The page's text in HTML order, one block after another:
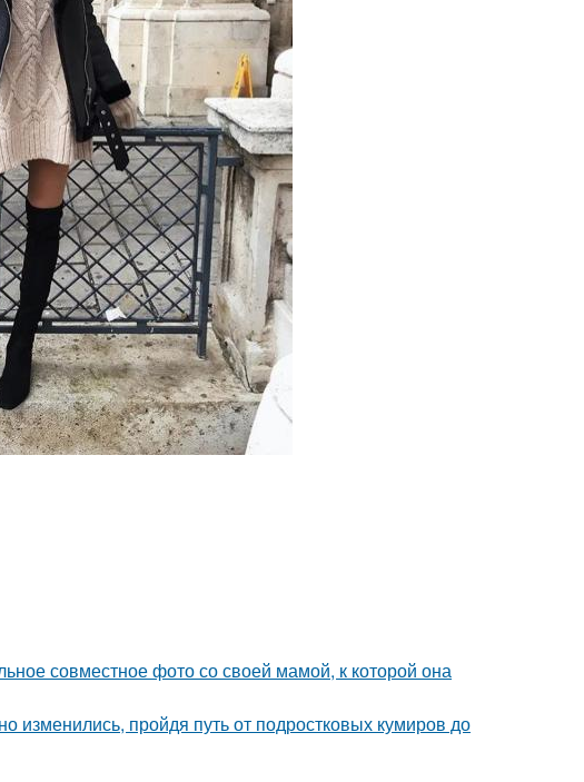
совместное фото со своей мамой, к которой она
пройдя путь от подростковых кумиров до